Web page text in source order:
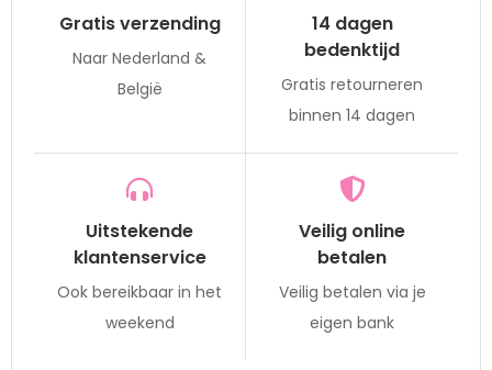
Gratis verzending
Naar Nederland &
België
14 dagen
bedenktijd
Gratis retourneren
binnen 14 dagen
Uitstekende
klantenservice
Ook bereikbaar in het
weekend
Veilig online
betalen
Veilig betalen via je
eigen bank